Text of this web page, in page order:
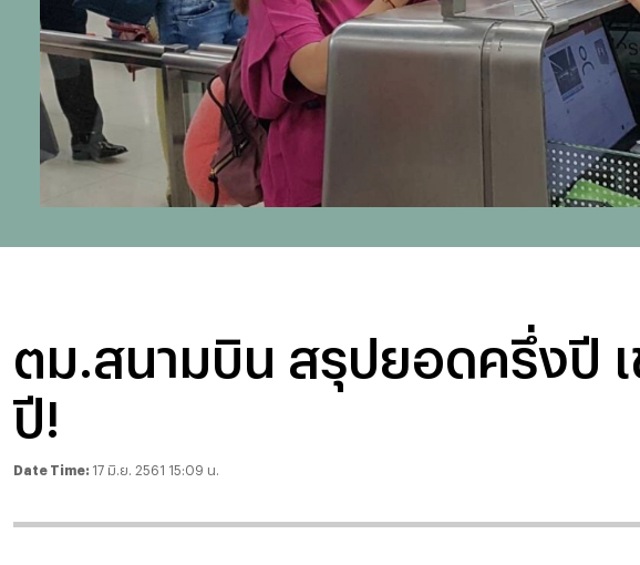
ตม.สนามบิน สรุปยอดครึ่งปี
ปี!
Date Time: 17 มิ.ย. 2561 15:09 น.